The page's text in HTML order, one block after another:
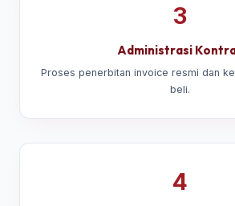
3
Administrasi
Proses penerbitan invoice resmi dan
beli.
4